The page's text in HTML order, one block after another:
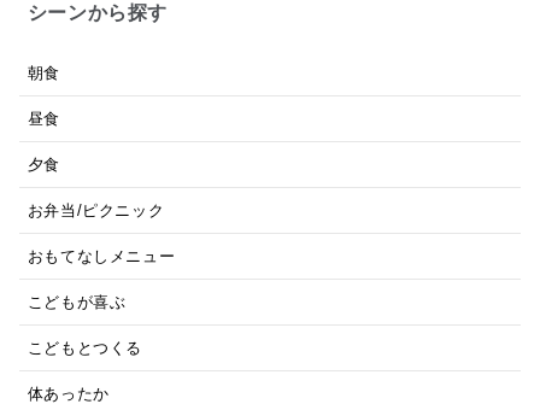
シーンから探す
朝食
昼食
夕食
お弁当/ピクニック
おもてなしメニュー
こどもが喜ぶ
こどもとつくる
体あったか